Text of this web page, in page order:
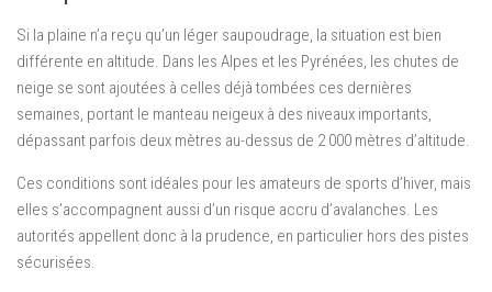
Si la plaine n’a reçu qu’un léger saupoudrage, la situation est bien
différente en altitude. Dans les Alpes et les Pyrénées, les chutes de
neige se sont ajoutées à celles déjà tombées ces dernières
semaines, portant le manteau neigeux à des niveaux importants,
dépassant parfois deux mètres au-dessus de 2 000 mètres d’altitude.
Ces conditions sont idéales pour les amateurs de sports d’hiver, mais
elles s’accompagnent aussi d’un risque accru d’avalanches. Les
autorités appellent donc à la prudence, en particulier hors des pistes
sécurisées.